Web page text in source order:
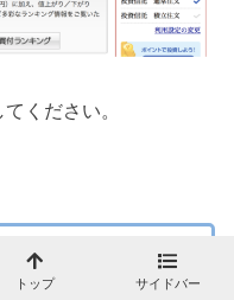
ください。
還元が行われるので金
じゃが、今回はあくま
トップ サイドバー